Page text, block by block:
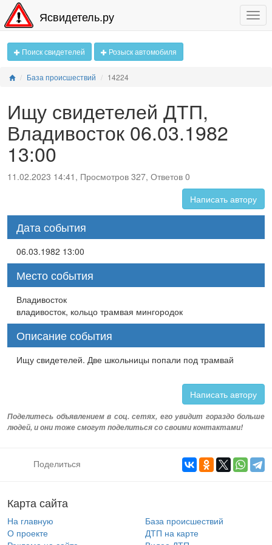
Ясвидетель.ру
Поиск свидетелей Розыск автомобиля
База происшествий 14224
Ищу свидетелей ДТП,
Владивосток 06.03.1982
13:00
11.02.2023 14:41, Просмотров 327, Ответов 0
Написать автору
Дата события
06.03.1982 13:00
Место события
Владивосток
владивосток, кольцо трамвая мингородок
Описание события
Ищу свидетелей. Две школьницы попали под трамвай
Написать автору
Поделитесь объявлением в соц. сетях, его увидит гораздо больше
людей, и они тоже смогут поделиться со своими контактами!
Поделиться
Карта сайта
На главную
О проекте
База происшествий
ДТП на карте